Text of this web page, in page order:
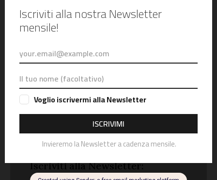
sulle Dolomiti Bellunesi. Racconto la mia e la vostra passione
per le moto e il mototurismo.
VISUALIZZAZIONI DEL BLOG
6,116,620
SEGUICI SU
TikTok